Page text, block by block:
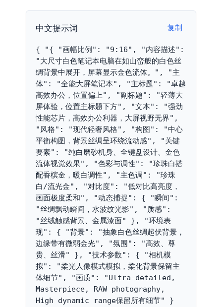
中文提示词 复制
{ "{ "画幅比例": "9:16", "内容描述":
"大尺寸白色笔记本电脑在如山峦般的白色丝
绸背景中展开，屏幕显示金色流体。", "主
体": "全能大屏笔记本", "主标题": "卓越
高效办公，位置偏上", "副标题": "轻薄大
屏体验，位置主标题下方", "文本": "强劲
性能芯片，高效办公利器，大屏视野无界",
"风格": "现代轻奢风格", "构图": "中心
平衡构图，背景丝绸呈环绕流动感", "关键
要素": "纯白磨砂机身、全键盘设计、金色
流体视觉效果", "色彩与调性": "珍珠白搭
配香槟金，暖白调性", "主色调": "珍珠
白/流光金", "对比度": "低对比高亮度，
画面极度柔和", "动态捕捉": { "瞬间":
"丝绸飘动瞬间，水波纹光影", "质感":
"丝绒触感背景、金属漆面" }, "环境表
现": { "背景": "抽象白色丝绸起伏背景，
边缘带有微弱金光", "氛围": "高效、尊
贵、丝滑" }, "技术参数": { "相机模
拟": "柔光人像模式模拟，柔化背景保留主
体细节", "画质": "Ultra-detailed,
Masterpiece, RAW photography,
High dynamic range保留所有细节" }